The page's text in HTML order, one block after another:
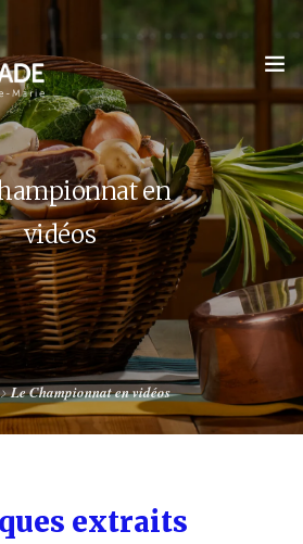
2026
MONDE
en
vidéos
Le Championnat en vidéos
extraits